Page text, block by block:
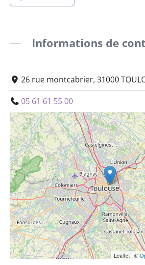
Informations de
26 rue montcabrier, 31000
05 61 61 55 00
Leaflet | ©